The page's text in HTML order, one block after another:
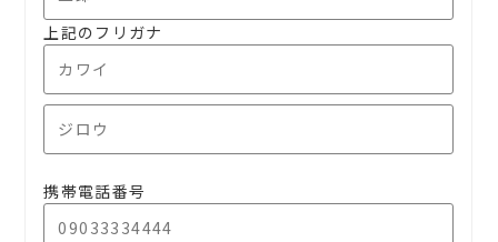
上記のフリガナ
携帯電話番号